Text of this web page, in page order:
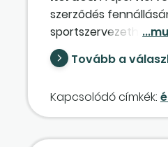
szerződés
sportszervezethez.
költségtérítés után
Tovább a
Kapcsolódó címkék: